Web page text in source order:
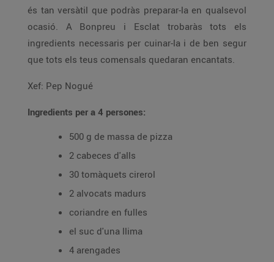
és tan versàtil que podràs preparar-la en qualsevol
ocasió. A Bonpreu i Esclat trobaràs tots els
ingredients necessaris per cuinar-la i de ben segur
que tots els teus comensals quedaran encantats.
Xef: Pep Nogué
Ingredients per a 4 persones:
500 g de massa de pizza
2 cabeces d'alls
30 tomàquets cirerol
2 alvocats madurs
coriandre en fulles
el suc d'una llima
4 arengades